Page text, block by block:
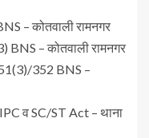
– कोतवाली रामनगर
– कोतवाली रामनगर
352 BNS –
व SC/ST Act – थाना